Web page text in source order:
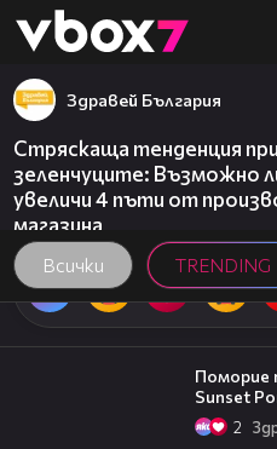
👾
Всички TRENDING
Здравей България
Стряскаща тенденция
зеленчуците: Възможно
увеличи 4 пъти от
магазина
05:54
Поморие
Sunset
2